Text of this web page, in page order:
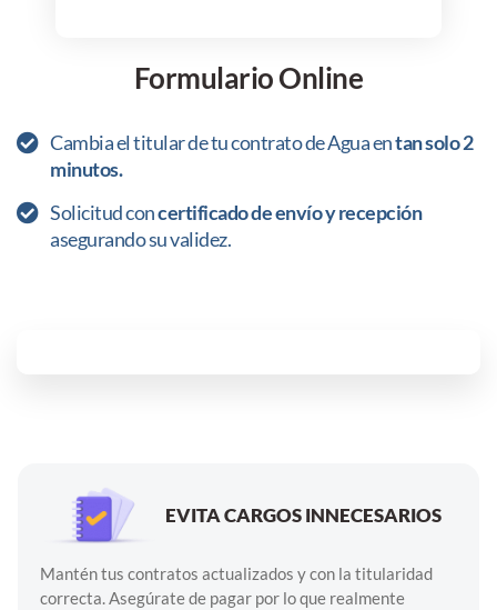
Formulario Online
Cambia el titular de tu contrato de Agua entan solo 2
minutos.
Solicitud concertificado de envío y recepción
asegurando su validez.
EVITA CARGOS INNECESARIOS
Mantén tus contratos actualizados y con la titularidad
correcta. Asegúrate de pagar por lo que realmente